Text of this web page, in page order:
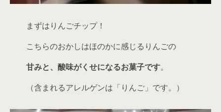
まずはりんごチップ！
こちらのおかしはほのかに感じるりんごの
甘みと、酸味がくせになるお菓子です。
（含まれるアレルゲンは「りんご」です。）